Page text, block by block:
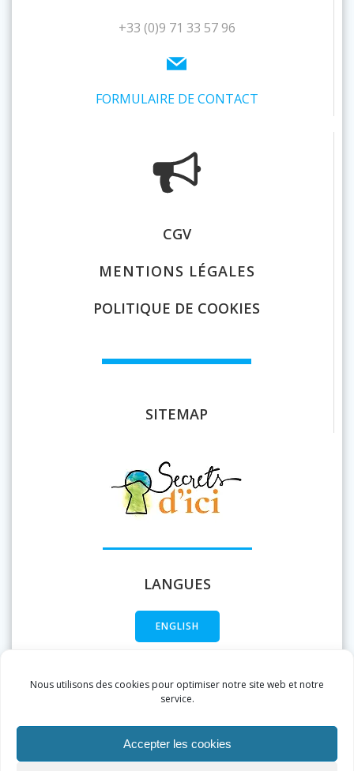
Nous utilisons des cookies pour optimiser notre site web et notre
service.
Accepter les cookies
+33 (0)9 71 33 57 96
FORMULAIRE DE CONTACT
CGV
MENTIONS LÉGALES
POLITIQUE DE COOKIES
SITEMAP
LANGUES
ENGLISH